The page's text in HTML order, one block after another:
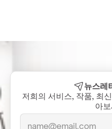
뉴스레
저희의 서비스, 작품, 최
아